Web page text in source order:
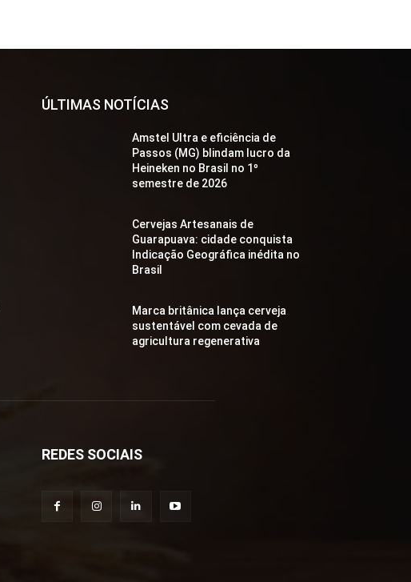
ÚLTIMAS NOTÍCIAS
Amstel Ultra e eficiência de
Passos (MG) blindam lucro da
Heineken no Brasil no 1º
semestre de 2026
Cervejas Artesanais de
Guarapuava: cidade conquista
Indicação Geográfica inédita no
Brasil
Marca britânica lança cerveja
sustentável com cevada de
agricultura regenerativa
REDES SOCIAIS